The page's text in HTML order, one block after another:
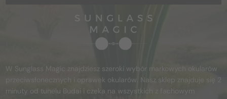
W Sunglass Magic znajdziesz szeroki wybór markowych okularów
przeciwsłonecznych i oprawek okularów. Nasz sklep znajduje się 2
minuty od tunelu Budai i czeka na wszystkich z fachowym